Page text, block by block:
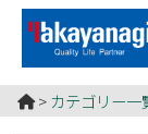
ン
ツ
食のチカラ
食べ物のチカ
のお役立ち♪
HOME
>カテゴリー一